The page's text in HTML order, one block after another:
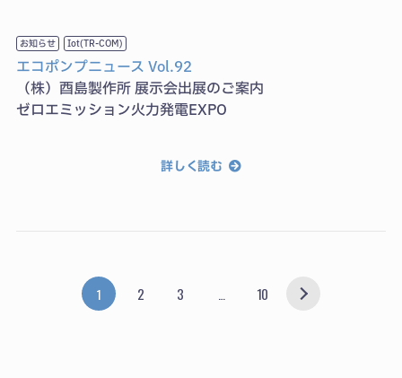
お知らせ Iot(TR-COM)
エコポンプニュース Vol.92
（株）酉島製作所 展示会出展のご案内
ゼロエミッション火力発電EXPO
詳しく読む
1 2 3 10